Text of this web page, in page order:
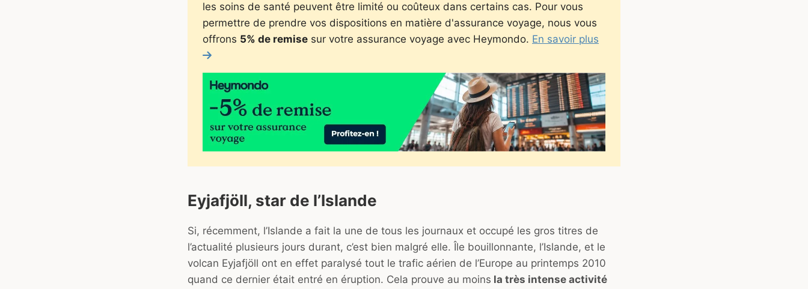
les soins de santé peuvent être limité ou coûteux dans certains cas. Pour vous
permettre de prendre vos dispositions en matière d'assurance voyage, nous vous
offrons 5% de remise sur votre assurance voyage avec Heymondo. En savoir plus
Eyjafjöll, star de l’Islande
Si, récemment, l’Islande a fait la une de tous les journaux et occupé les gros titres de
l’actualité plusieurs jours durant, c’est bien malgré elle. Île bouillonnante, l’Islande, et le
volcan Eyjafjöll ont en effet paralysé tout le trafic aérien de l’Europe au printemps 2010
quand ce dernier était entré en éruption. Cela prouve au moins la très intense activité